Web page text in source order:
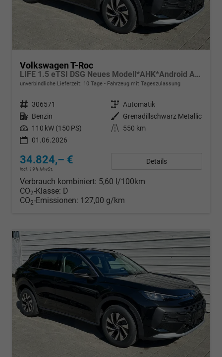
Volkswagen T-Roc
LIFE 1.5 eTSI DSG Neues Modell*AHK*Android Auto*SHZ*ACC*Kamera*5J Garantie*Klimaauto*
unverbindliche Lieferzeit: 10 Tage Fahrzeug mit Tageszulassung
Fahrzeugnr. 306571 Getriebe Automatik
Kraftstoff Benzin Außenfarbe
Grenadillschwarz Metallic
Leistung 110 kW (150 PS) Kilometerstand
550 km
01.06.2026
34.824,– €
incl. 19% MwSt.
Details
Verbrauch kombiniert: 5,60 l/100km
CO2-Klasse: D
CO2-Emissionen: 127,00 g/km